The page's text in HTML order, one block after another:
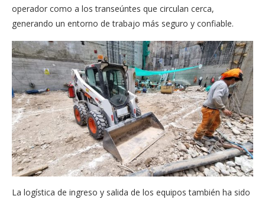
operador como a los transeúntes que circulan cerca,
generando un entorno de trabajo más seguro y confiable.
La logística de ingreso y salida de los equipos también ha sido